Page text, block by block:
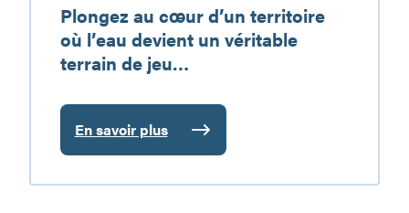
Plongez au cœur d’un territoire
où l’eau devient un véritable
terrain de jeu…
En savoir plus
:
Plongez
au